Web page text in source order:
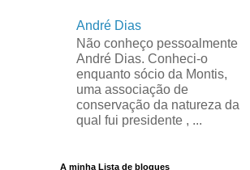
André Dias
Não conheço pessoalmente
André Dias. Conheci-o
enquanto sócio da Montis,
uma associação de
conservação da natureza da
qual fui presidente , ...
A minha Lista de blogues